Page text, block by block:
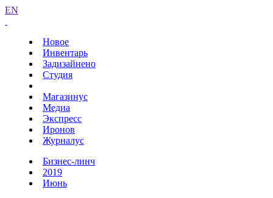
EN
Новое
Инвентарь
Задизайнено
Студия
Магазинус
Медиа
Экспресс
Иронов
Журналус
Бизнес-линч
2019
Июнь